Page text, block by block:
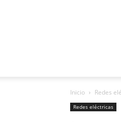
Inicio Redes
Redes eléctricas